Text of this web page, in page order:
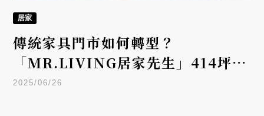
居家
傳統家具門市如何轉型？
「MR.LIVING居家先生」414坪旗
艦店，打造可體驗、易實踐的北歐生
2025/06/26